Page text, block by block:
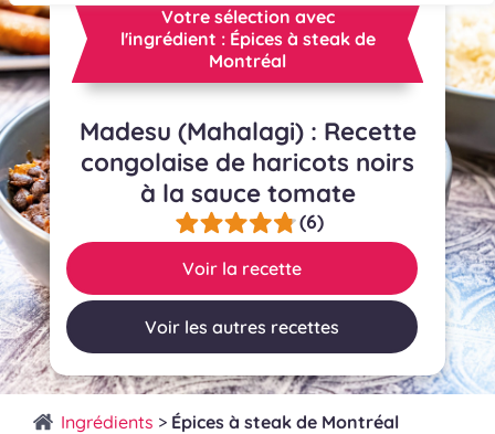
INGRÉDIENTS
LECTURES CULINAIRES
SOUMETTRE UNE RECETTE
BOUTIQUE
Votre sélection avec
l'ingrédient : Épices à steak de
Montréal
Madesu (Mahalagi) : Recette
congolaise de haricots noirs
à la sauce tomate
(6)
Voir la recette
Voir les autres recettes
Ingrédients > Épices à steak de Montréal